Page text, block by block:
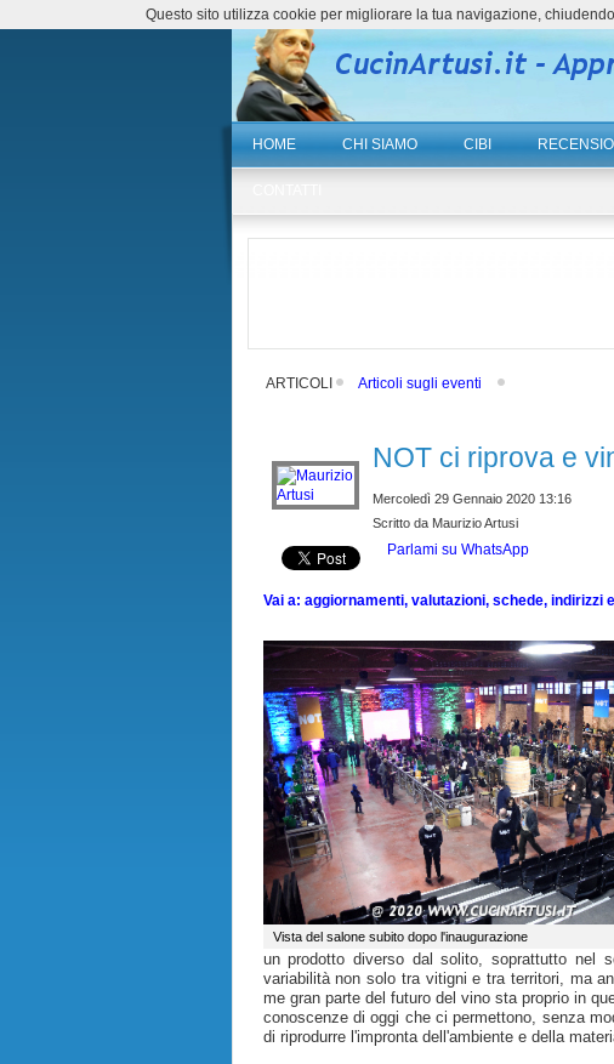
HOME CHI SIAMO CIBI
ARTICOLI Articoli sugli eventi
NOT ci riprova e
Mercoledì 29 Gennaio 2020 13:16
Scritto da Maurizio Artusi
Parlami su WhatsApp
Vai a: aggiornamenti, valutazioni, schede, indirizzi
Vista del salone subito dopo l'inaugurazione
un prodotto diverso dal solito, soprattutto nel
variabilità non solo tra vitigni e tra territori, ma
me gran parte del futuro del vino sta proprio in
conoscenze di oggi che ci permettono, senza
di riprodurre l'impronta dell'ambiente e della
Questo sito utilizza cookie per migliorare la tua navigazione,